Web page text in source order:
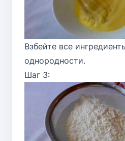
Взбейте все
однородности.
Шаг 3: